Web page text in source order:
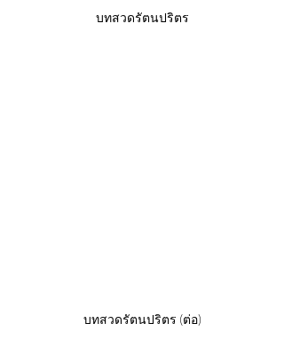
บทสวดรัตนปริตร
บทสวดรัตนปริตร (ต่อ)